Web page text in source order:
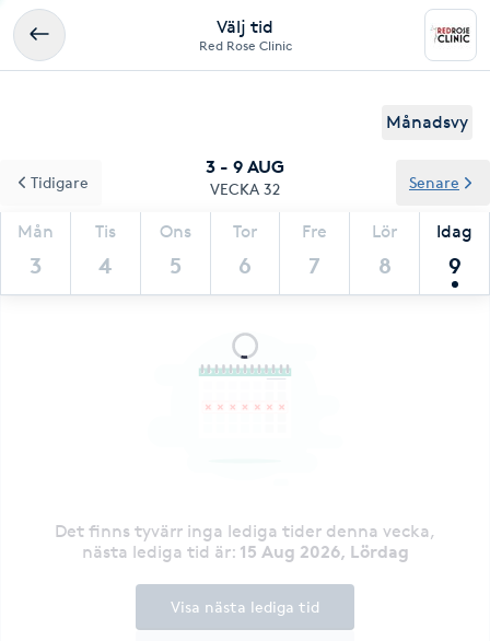
Välj tid
Red Rose Clinic
Månadsvy
3 - 9 AUG
VECKA 32
Mån
3
Tis
4
Ons
5
Tor
6
Fre
7
Lör
8
Idag
9
Tidigare Senare
Det finns tyvärr inga lediga tider denna vecka,
nästa lediga tid är: 15 Aug 2026, Lördag
Visa nästa lediga tid